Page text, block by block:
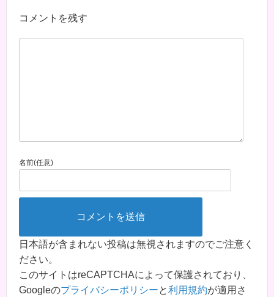
コメントを残す
名前(任意)
日本語が含まれない投稿は無視されますのでご注意く
ださい。
このサイトはreCAPTCHAによって保護されており、
Googleのプライバシーポリシーと利用規約が適用さ